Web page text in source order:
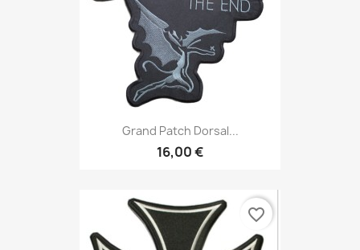
Grand Patch Dorsal...
16,00 €
favorite_border